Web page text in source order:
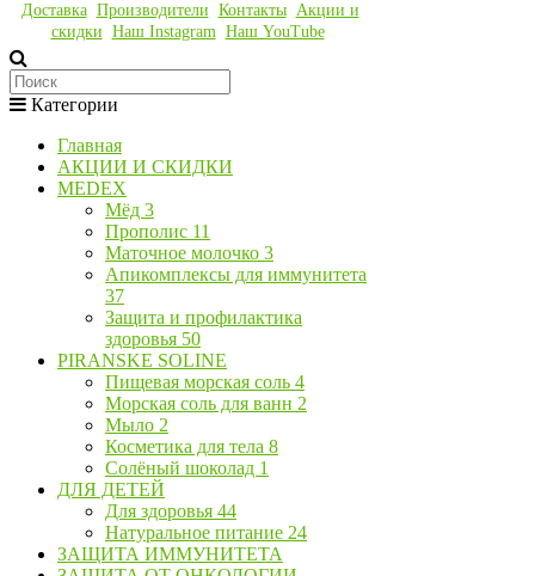
Доставка Производители Контакты Акции и
скидки Наш Instagram Наш YouTube
Категории
Главная
АКЦИИ И СКИДКИ
MEDEX
Мёд 3
Прополис 11
Маточное молочко 3
Апикомплексы для иммунитета
37
Защита и профилактика
здоровья 50
PIRANSKE SOLINE
Пищевая морская соль 4
Морская соль для ванн 2
Мыло 2
Косметика для тела 8
Солёный шоколад 1
ДЛЯ ДЕТЕЙ
Для здоровья 44
Натуральное питание 24
ЗАЩИТА ИММУНИТЕТА